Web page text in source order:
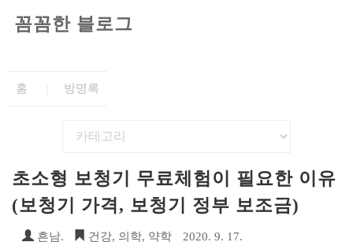
꼼꼼한 블로그
홈 방명록
초소형 보청기 무료체험이 필요한 이유
(보청기 가격, 보청기 정부 보조금)
흔남. 건강, 의학, 약학 2020. 9. 17.